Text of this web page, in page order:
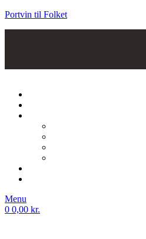
Portvin til Folket
Menu
0 0,00 kr.